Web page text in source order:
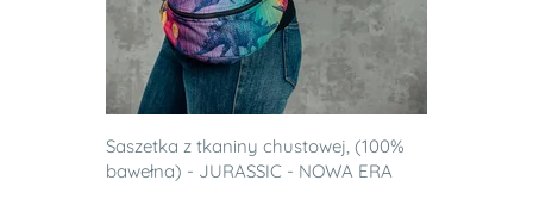
Saszetka z tkaniny chustowej, (100%
bawełna) - JURASSIC - NOWA ERA